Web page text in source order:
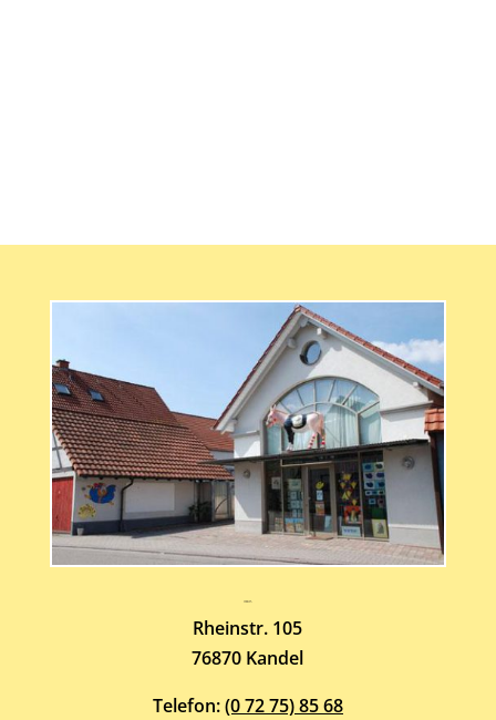
Rheinstr. 105
76870 Kandel
Telefon:(0 72 75) 85 68